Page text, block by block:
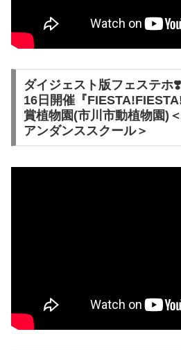
ダイジェスト版フェステホ
16日開催『
賞植物園(市川市動植物園)
アンダンススクール＞